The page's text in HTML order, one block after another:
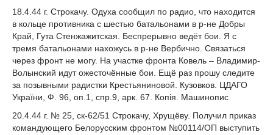
18.4.44 г. Строкачу. Одуха сообщил по радио, что находится
в кольце противника с шестью батальонами в р-не Добры
Край, Гута Стенжажитская. Беспрерывно ведёт бои. Я с
тремя батальонами нахожусь в р-не Вербично. Связаться
через фронт не могу. На участке фронта Ковель – Владимир-
Волынский идут ожесточённые бои. Ещё раз прошу следите
за позывными радистки Крестьяниновой. Кузовков. ЦДАГО
України, Ф. 96, оп.1, спр.9, арк. 67. Копія. Машинопис
20.4.44 г. № 25, ск-62/51 Строкачу, Хрущёву. Получил приказ
командующего Белорусским фронтом №00114/ОП выступить